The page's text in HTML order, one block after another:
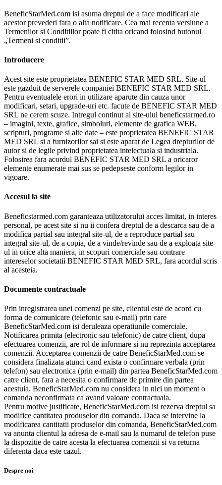
BeneficStarMed.com isi asuma dreptul de a face modificari ale
acestor prevederi fara o alta notificare. Cea mai recenta versiune a
Termenilor si Conditiilor poate fi citita oricand folosind butonul
„Termeni si conditii”.
Introducere
Acest site este proprietatea BENEFIC STAR MED SRL. Site-ul
este gazduit de serverele companiei BENEFIC STAR MED SRL.
Pentru eventualele erori in utilizare aparute din cauza unor
modificari, setari, upgrade-uri etc. facute de BENEFIC STAR MED
SRL ne cerem scuze. Intregul continut al site-ului beneficstarmed.ro
– imagini, texte, grafice, simboluri, elemente de grafica WEB,
scripturi, programe si alte date – este proprietatea BENEFIC STAR
MED SRL si a furnizorilor sai si este aparat de Legea drepturilor de
autor si de legile privind proprietatea intelectuala si industriala.
Folosirea fara acordul BENEFIC STAR MED SRL a oricaror
elemente enumerate mai sus se pedepseste conform legilor in
vigoare.
Accesul la site
Beneficstarmed.com garanteaza utilizatorului acces limitat, in interes
personal, pe acest site si nu ii confera dreptul de a descarca sau de a
modifica partial sau integral site-ul, de a reproduce partial sau
integral site-ul, de a copia, de a vinde/revinde sau de a exploata site-
ul in orice alta maniera, in scopuri comerciale sau contrare
intereselor societatii BENEFIC STAR MED SRL, fara acordul scris
al acesteia.
Documente contractuale
Prin inregistrarea unei comenzi pe site, clientul este de acord cu
forma de comunicare (telefonic sau e-mail) prin care
BeneficStarMed.com isi deruleaza operatiunile comerciale.
Notificarea primita (electronic sau telefonic) de catre client, dupa
efectuarea comenzii, are rol de informare si nu reprezinta acceptarea
comenzii. Acceptarea comenzii de catre BeneficStarMed.com se
considera finalizata atunci cand exista o confirmare verbala (prin
telefon) sau electronica (prin e-mail) din partea BeneficStarMed.com
catre client, fara a necesita o confirmare de primire din partea
acestuia. BeneficStarMed.com nu considera in nici un moment o
comanda neconfirmata ca avand valoare contractuala.
Pentru motive justificate, BeneficStarMed.com isi rezerva dreptul sa
modifice cantitatea produselor din comanda. Daca se intervine la
modificarea cantitatii produselor din comanda, BeneficStarMed.com
va anunta clientul la adresa de e-mail sau la numarul de telefon puse
la dispozitie de catre acesta la efectuarea comenzii si va returna
diferenta daca este cazul.
Despre noi